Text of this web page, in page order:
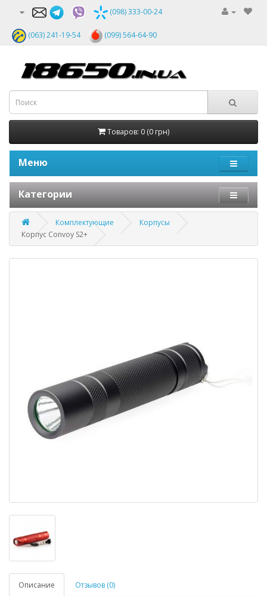
(098) 333-00-24
(063) 241-19-54 (099) 564-64-90
Товаров: 0 (0 грн)
Меню
Категории
Комплектующие
Корпусы
Корпус Convoy S2+
Описание Отзывов (0)